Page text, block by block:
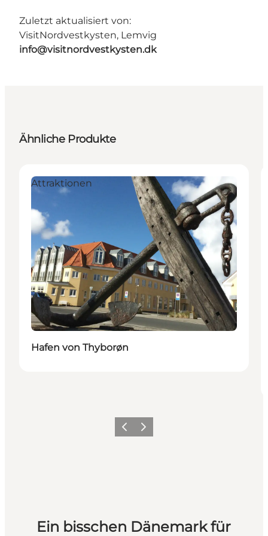
Zuletzt aktualisiert von:
VisitNordvestkysten, Lemvig
info@visitnordvestkysten.dk
Ähnliche Produkte
Attraktionen
Hafen von Thyborøn
ZurückWeiter
Ein bisschen Dänemark für